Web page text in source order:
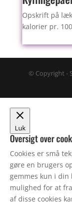
Opskrift på
kalorier pr.
© Copyright -
Luk
Oversigt over
Cookies er små
gøre en brugers
gemmes kun i din
mulighed for at
af disse cookies